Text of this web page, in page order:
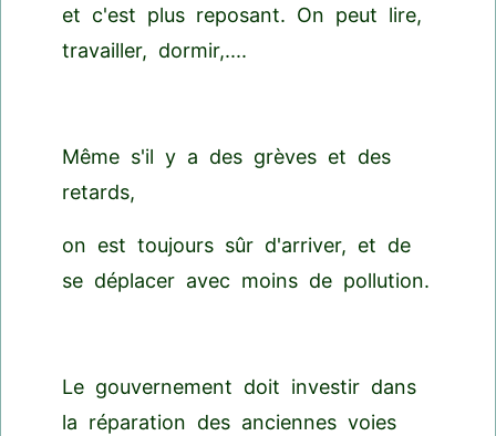
et c'est plus reposant. On peut lire,
travailler, dormir,....
Même s'il y a des grèves et des
retards,
on est toujours sûr d'arriver, et de
se déplacer avec moins de pollution.
Le gouvernement doit investir dans
la réparation des anciennes voies